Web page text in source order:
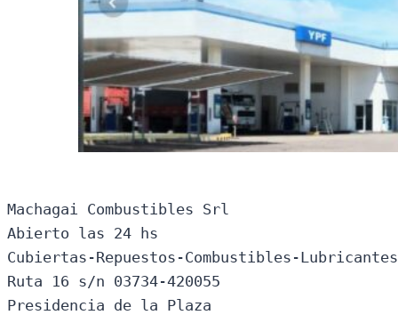
Machagai Combustibles Srl
Abierto las 24 hs
Cubiertas-Repuestos-Combustibles-
Ruta 16 s/n 03734-420055
Presidencia de la Plaza